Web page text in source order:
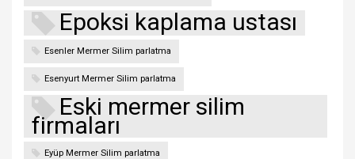
Epoksi kaplama ustası
Esenler Mermer Silim parlatma
Esenyurt Mermer Silim parlatma
Eski mermer silim
firmaları
Eyüp Mermer Silim parlatma